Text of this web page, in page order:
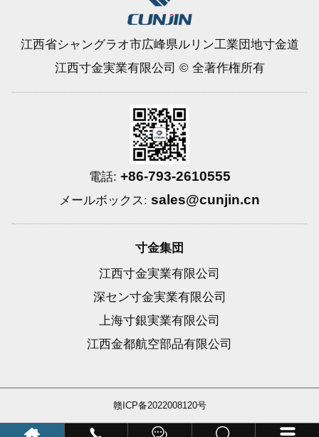
江西省シャングラオ市広峰県ルリン工業団地寸金道
江西寸金実業有限公司 © 全著作権所有
電話: +86-793-2610555
メールボックス: sales@cunjin.cn
寸金集団
江西寸金実業有限公司
深セン寸金実業有限公司
上海寸銀実業有限公司
江西金都航空部品有限公司
赣ICP备2022008120号